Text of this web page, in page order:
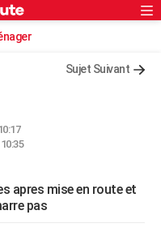
Sujet Suivant
apres mise en route et
pas